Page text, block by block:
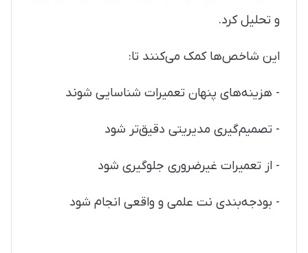
و تحلیل کرد.
این شاخص‌ها کمک می‌کنند تا:
- هزینه‌های پنهان تعمیرات شناسایی شوند
- تصمیم‌گیری مدیریتی دقیق‌تر شود
- از تعمیرات غیرضروری جلوگیری شود
- بودجه‌بندی نت علمی و واقعی انجام شود